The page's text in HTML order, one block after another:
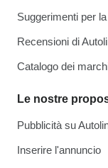
Suggerimenti per
Recensioni di
Catalogo dei
Le nostre
Pubblicità su
Inserire l'annuncio